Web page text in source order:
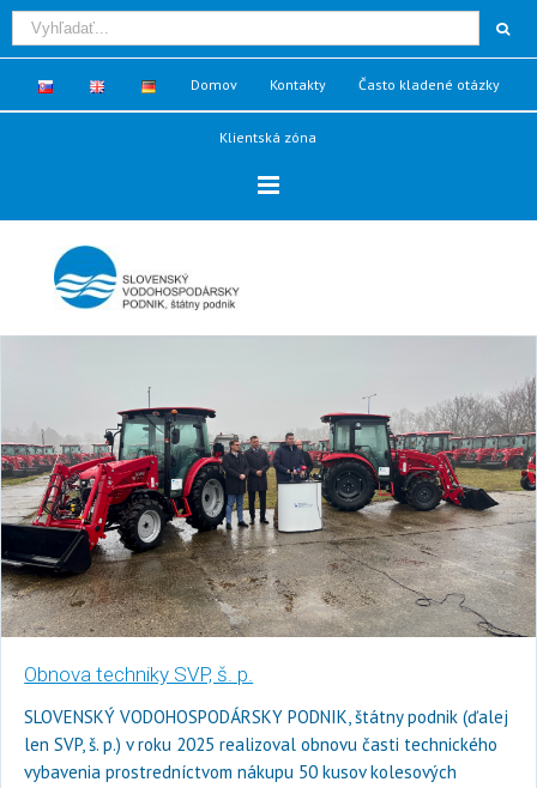
Domov Kontakty Často kladené otázky
Klientská zóna
Verejný výber uchádzača o kúpu majetku štátu